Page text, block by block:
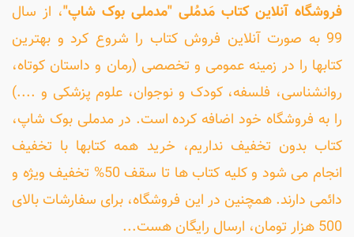
فروشگاه آنلاین کتاب مَدمُلی "مدملی بوک شاپ"، از سال
99 به صورت آنلاین فروش کتاب را شروع کرد و بهترین
کتابها را در زمینه عمومی و تخصصی (رمان و داستان کوتاه،
روانشناسی، فلسفه، کودک و نوجوان، علوم پزشکی و ....)
را به فروشگاه خود اضافه کرده است. در مدملی بوک شاپ،
کتاب بدون تخفیف نداریم، خرید همه کتابها با تخفیف
انجام می شود و کلیه کتاب ها تا سقف 50% تخفیف ویژه و
دائمی دارند. همچنین در این فروشگاه، برای سفارشات بالای
500 هزار تومان، ارسال رایگان هست...